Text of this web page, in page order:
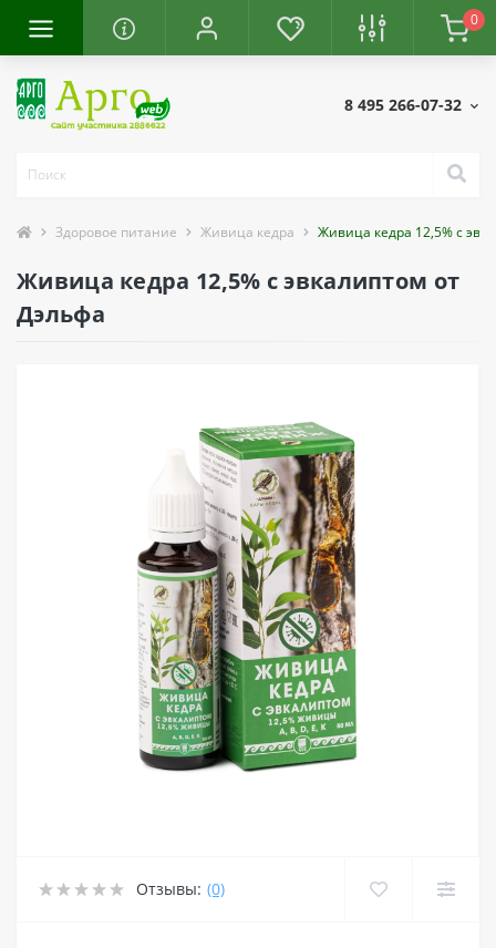
0
8 495 266-07-32
Здоровое питание Живица кедра Живица кедра 12,5% с
Живица кедра 12,5% с эвкалиптом от
Дэльфа
Отзывы: (0)